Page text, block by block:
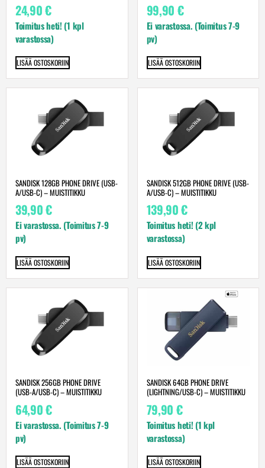
24,90€
Toimitus heti! (1 kpl
varastossa)
LISÄÄ OSTOSKORIIN
99,90 €
Ei varastossa. (Toimitus 7-9
pv)
LISÄÄ OSTOSKORIIN
SANDISK 128GB PHONE DRIVE (USB-
A/USB-C) – MUISTITIKKU
39,90€
Ei varastossa. (Toimitus 7-9
pv)
LISÄÄ OSTOSKORIIN
SANDISK 512GB PHONE DRIVE (USB-
A/USB-C) – MUISTITIKKU
139,90€
Toimitus heti! (2 kpl
varastossa)
LISÄÄ OSTOSKORIIN
SANDISK 256GB PHONE DRIVE
(USB-A/USB-C) – MUISTITIKKU
64,90€
Ei varastossa. (Toimitus 7-9
pv)
LISÄÄ OSTOSKORIIN
SANDISK 64GB PHONE DRIVE
(LIGHTNING/USB-C) – MUISTITIKKU
79,90 €
Toimitus heti! (1 kpl
varastossa)
LISÄÄ OSTOSKORIIN